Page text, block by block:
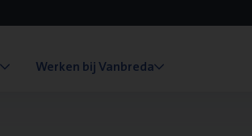
Werken bij Vanbreda